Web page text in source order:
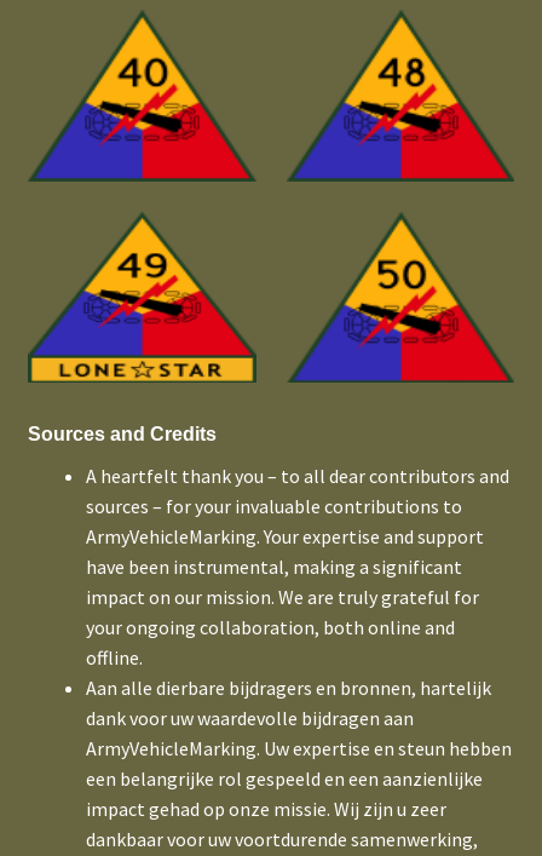
Sources and Credits
A heartfelt thank you – to all dear contributors and
sources – for your invaluable contributions to
ArmyVehicleMarking. Your expertise and support
have been instrumental, making a significant
impact on our mission. We are truly grateful for
your ongoing collaboration, both online and
offline.
Aan alle dierbare bijdragers en bronnen, hartelijk
dank voor uw waardevolle bijdragen aan
ArmyVehicleMarking. Uw expertise en steun hebben
een belangrijke rol gespeeld en een aanzienlijke
impact gehad op onze missie. Wij zijn u zeer
dankbaar voor uw voortdurende samenwerking,